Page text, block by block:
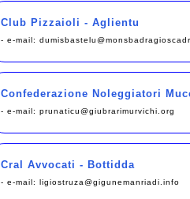
Club Pizzaioli - Aglientu
- e-mail:
Confederazione Noleggiatori
- e-mail: prunaticu@giubrarimurvichi.org
Cral Avvocati - Bottidda
- e-mail: ligiostruza@gigunemanriadi.info